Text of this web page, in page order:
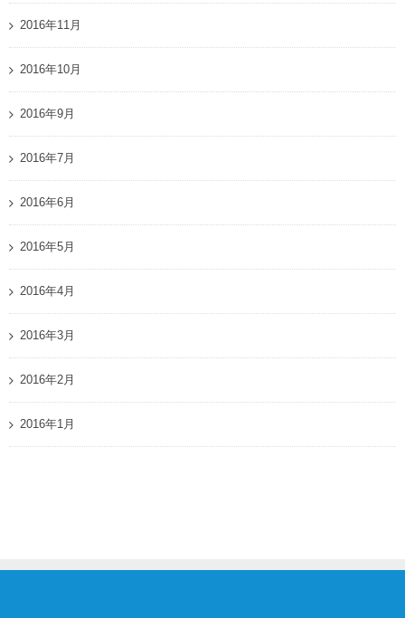
2016年11月
2016年10月
2016年9月
2016年7月
2016年6月
2016年5月
2016年4月
2016年3月
2016年2月
2016年1月